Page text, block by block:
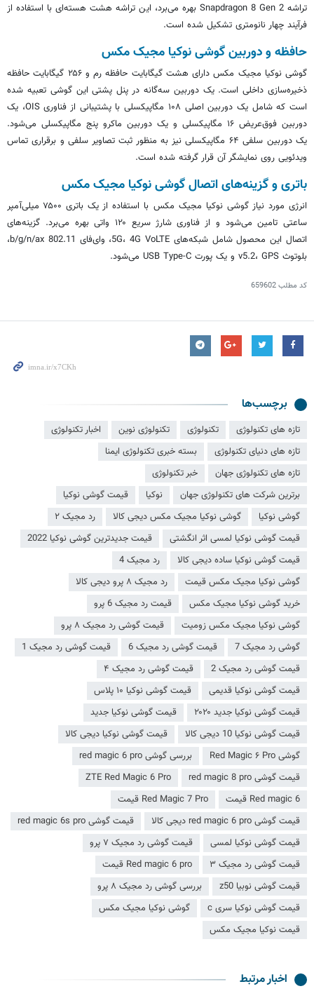
تراشه Snapdragon 8 Gen 2 بهره می‌برد، این تراشه هشت هسته‌ای با استفاده از
فرآیند چهار نانومتری تشکیل شده است.
حافظه و دوربین گوشی نوکیا مجیک مکس
گوشی نوکیا مجیک مکس دارای هشت گیگابایت حافظه رم و ۲۵۶ گیگابایت حافظه
ذخیره‌سازی داخلی است. یک دوربین سه‌گانه در پنل پشتی این گوشی تعبیه شده
است که شامل یک دوربین اصلی ۱۰۸ مگاپیکسلی با پشتیبانی از فناوری OIS، یک
دوربین فوق‌عریض ۱۶ مگاپیکسلی و یک دوربین ماکرو پنج مگاپیکسلی می‎‌شود.
یک دوربین سلفی ۶۴ مگاپیکسلی نیز به منظور ثبت تصاویر سلفی و برقراری تماس
ویدئویی روی نمایشگر آن قرار گرفته شده است.
باتری و گزینه‌های اتصال گوشی نوکیا مجیک مکس
انرژی مورد نیاز گوشی نوکیا مجیک مکس با استفاده از یک باتری۷۵۰۰
میلی‌آمپر
ساعتی تامین می‏‌شود و از فناوری شارژ سریع ۱۲۰ واتی بهره می‌برد. گزینه‌های
اتصال این محصول شامل شبکه‌های 5G، 4G VoLTE، وای‌فای 802.11 b/g/n/ax،
بلوتوث v5.2، GPS و یک پورت USB Type-C می‌شود.
کد مطلب659602
برچسب‌ها
تازه های تکنولوژی تکنولوژی تکنولوژی نوین
اخبار تکنولوژی
تازه های دنیای تکنولوژی
بسته خبری تکنولوژی ایمنا
تازه های تکنولوژی جهان
خبر تکنولوژی
برترین شرکت های تکنولوژی جهان
نوکیا
قیمت گوشی نوکیا
گوشی نوکیا
گوشی نوکیا مجیک مکس دیجی کالا
رد مجیک ۲
قیمت گوشی نوکیا لمسی اثر انگشتی
قیمت جدیدترین گوشی نوکیا 2022
قیمت گوشی نوکیا ساده دیجی کالا
رد مجیک 4
گوشی نوکیا مجیک مکس قیمت
رد مجیک ۸ پرو دیجی کالا
خرید گوشی نوکیا مجیک مکس
قیمت رد مجیک 6 پرو
گوشی نوکیا مجیک مکس زومیت
قیمت گوشی رد مجیک ۸ پرو
گوشی رد مجیک 7
قیمت گوشی رد مجیک 6
قیمت گوشی رد مجیک 1
قیمت گوشی رد مجیک 2
قیمت گوشی رد مجیک ۴
قیمت گوشی نوکیا قدیمی
قیمت گوشی نوکیا ۱۰ پلاس
قیمت گوشی نوکیا جدید ۲۰۲۰
قیمت گوشی نوکیا جدید
قیمت گوشی نوکیا 10 دیجی کالا
قیمت گوشی نوکیا دیجی کالا
گوشی Red Magic ۶ Pro
بررسی گوشی red magic 6 pro
قیمت گوشی red magic 8 pro
ZTE Red Magic 6 Pro
Red magic 6 قیمت
Red Magic 7 Pro قیمت
قیمت گوشی red magic 6 pro دیجی کالا
قیمت گوشی red magic 6s pro
قیمت گوشی نوکیا لمسی
قیمت گوشی رد مجیک ۷ پرو
قیمت گوشی رد مجیک ۳
Red magic 6 pro قیمت
قیمت گوشی نوبیا z50
بررسی گوشی رد مجیک ۸ پرو
قیمت گوشی نوکیا سری c
گوشی نوکیا مجیک مکس
قیمت نوکیا مجیک مکس
اخبار مرتبط